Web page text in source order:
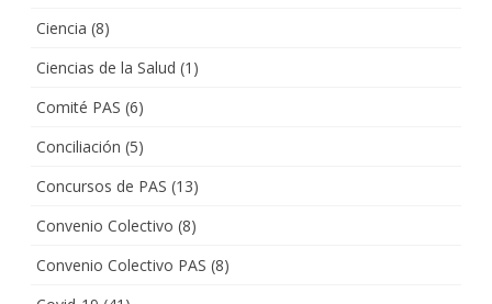
Ciencia (8)
Ciencias de la Salud (1)
Comité PAS (6)
Conciliación (5)
Concursos de PAS (13)
Convenio Colectivo (8)
Convenio Colectivo PAS (8)